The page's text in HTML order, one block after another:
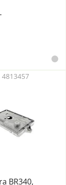
BR340,
4813457